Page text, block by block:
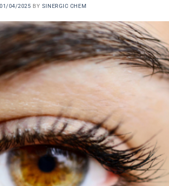
01/04/2025 BY SINERGIC CHEM